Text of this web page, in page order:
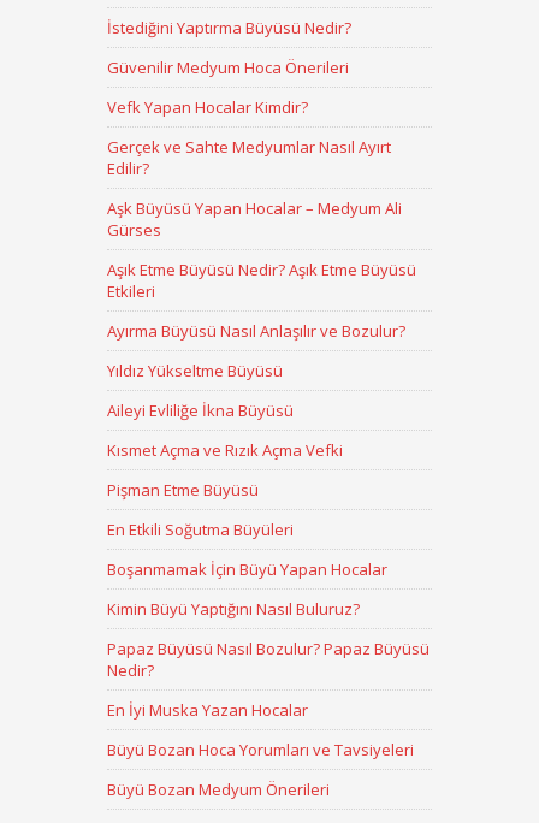
İstediğini Yaptırma Büyüsü Nedir?
Güvenilir Medyum Hoca Önerileri
Vefk Yapan Hocalar Kimdir?
Gerçek ve Sahte Medyumlar Nasıl Ayırt
Edilir?
Aşk Büyüsü Yapan Hocalar – Medyum Ali
Gürses
Aşık Etme Büyüsü Nedir? Aşık Etme Büyüsü
Etkileri
Ayırma Büyüsü Nasıl Anlaşılır ve Bozulur?
Yıldız Yükseltme Büyüsü
Aileyi Evliliğe İkna Büyüsü
Kısmet Açma ve Rızık Açma Vefki
Pişman Etme Büyüsü
En Etkili Soğutma Büyüleri
Boşanmamak İçin Büyü Yapan Hocalar
Kimin Büyü Yaptığını Nasıl Buluruz?
Papaz Büyüsü Nasıl Bozulur? Papaz Büyüsü
Nedir?
En İyi Muska Yazan Hocalar
Büyü Bozan Hoca Yorumları ve Tavsiyeleri
Büyü Bozan Medyum Önerileri